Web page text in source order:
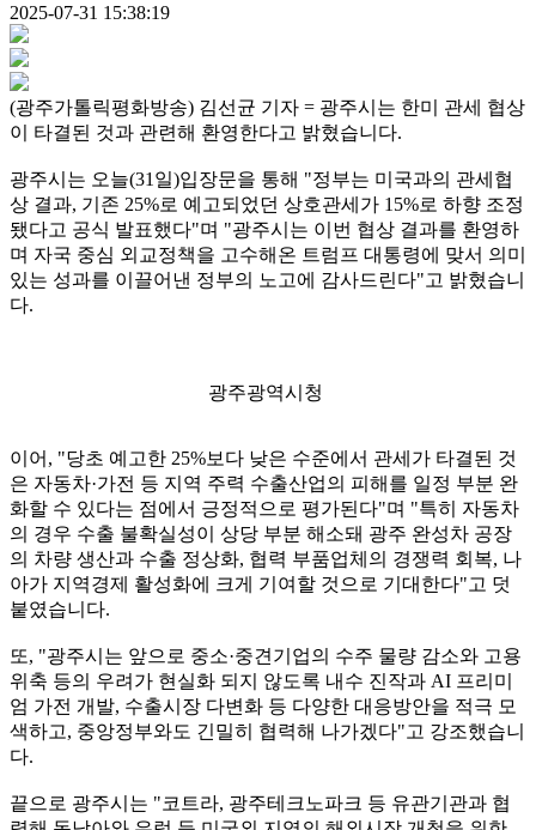
2025-07-31 15:38:19
(광주가톨릭평화방송) 김선균 기자 = 광주시는 한미 관세 협상
이 타결된 것과 관련해 환영한다고 밝혔습니다.
광주시는 오늘(31일)입장문을 통해 "정부는 미국과의 관세협
상 결과, 기존 25%로 예고되었던 상호관세가 15%로 하향 조정
됐다고 공식 발표했다"며 "광주시는 이번 협상 결과를 환영하
며 자국 중심 외교정책을 고수해온 트럼프 대통령에 맞서 의미
있는 성과를 이끌어낸 정부의 노고에 감사드린다"고 밝혔습니
다.
광주광역시청
이어, "당초 예고한 25%보다 낮은 수준에서 관세가 타결된 것
은 자동차·가전 등 지역 주력 수출산업의 피해를 일정 부분 완
화할 수 있다는 점에서 긍정적으로 평가된다"며 "특히 자동차
의 경우 수출 불확실성이 상당 부분 해소돼 광주 완성차 공장
의 차량 생산과 수출 정상화, 협력 부품업체의 경쟁력 회복, 나
아가 지역경제 활성화에 크게 기여할 것으로 기대한다"고 덧
붙였습니다.
또, "광주시는 앞으로 중소·중견기업의 수주 물량 감소와 고용
위축 등의 우려가 현실화 되지 않도록 내수 진작과 AI 프리미
엄 가전 개발, 수출시장 다변화 등 다양한 대응방안을 적극 모
색하고, 중앙정부와도 긴밀히 협력해 나가겠다"고 강조했습니
다.
끝으로 광주시는 "코트라, 광주테크노파크 등 유관기관과 협